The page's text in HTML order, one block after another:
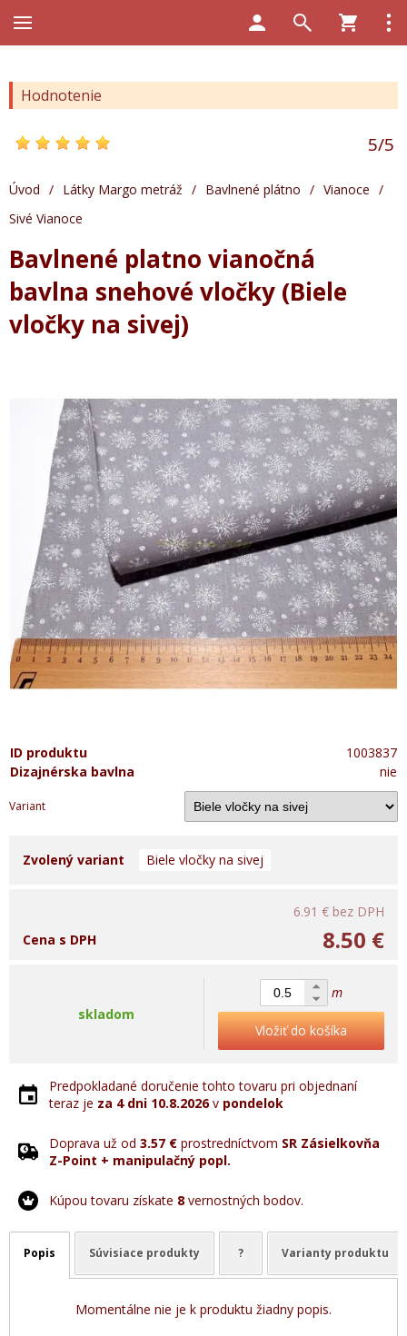
Hodnotenie
5/5
Úvod / Látky Margo metráž / Bavlnené plátno / Vianoce /
Sivé Vianoce
Bavlnené platno vianočná
bavlna snehové vločky (Biele
vločky na sivej)
ID produktu
1003837
Dizajnérska bavlna
nie
Variant
Zvolený variant Biele vločky na sivej
6.91 € bez DPH
8.50 €
Cena s DPH
skladom
m
Vložiť do košíka
Predpokladané doručenie tohto tovaru pri objednaní
teraz je za 4 dni 10.8.2026v pondelok
Doprava už od 3.57 € prostredníctvom SR Zásielkovňa
Z-Point + manipulačný popl.
Kúpou tovaru získate 8 vernostných bodov.
Popis Súvisiace produkty ? Varianty produktu
Momentálne nie je k produktu žiadny popis.